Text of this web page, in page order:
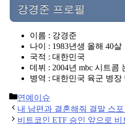
강경준 프로필
이름 : 강경준
나이 : 1983년생 올해 40살
국적 : 대한민국
데뷔 : 2004년 mbc 시트콤
병역 : 대한민국 육군 병장
Categories
연예이슈
Post
navigation
내 남편과 결혼해줘 결말 스
비트코인 ETF 승인 앞으로 비